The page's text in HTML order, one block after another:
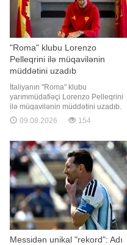
"Roma" klubu Lorenzo
Pelleqrini ilə müqavilənin
müddətini uzadıb
İtaliyanın "Roma" klubu
yarımmüdafiəçi Lorenzo Pelleqrini
ilə müqavilənin müddətini uzadıb.
"Report" xəbər verir ki, bu barədə
jurnalist Nikolo Skira məlumat yayıb.
2027-ci ilin yayına qədər nəzərdə
tutulub. Razılaşmada sözləşmənin
daha bir mövsü
09.08.2026 154
Messidən unikal "rekord": Adı